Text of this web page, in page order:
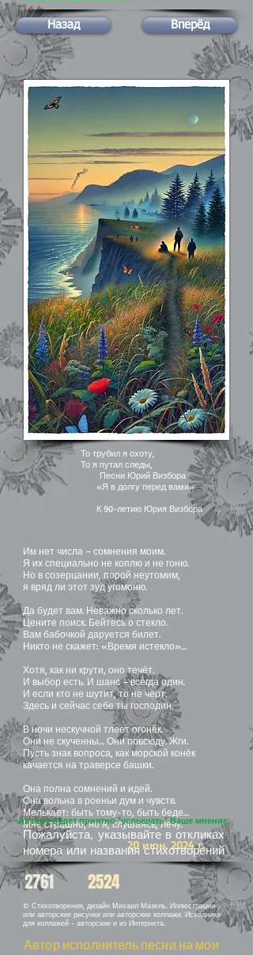
Назад Вперёд
То трубил я охоту,
То я путал следы,
Песни Юрий Визбора
«Я в долгу перед вами»
К 90-летию Юрия Визбора
Им нет числа – сомнения моим.
Я их специально не коплю и не гоню.
Но в созерцании, порой неутомим,
я вряд ли этот зуд угомоню.
Да будет вам. Неважно сколько лет.
Цените поиск. Бейтесь о стекло.
Вам бабочкой даруется билет.
Никто не скажет: «Время истекло»…
Хотя, как ни крути, оно течёт.
И выбор есть. И шанс – всегда один.
И если кто не шутит, то не чёрт.
Здесь и сейчас себе ты господин.
В ночи нескучной тлеет огонёк.
Они не скученны… Они повсюду. Жги.
Пусть знак вопроса, как морской конёк
качается на траверсе башки.
Она полна сомнений и идей.
Она вольна в роеньи дум и чувств.
Мелькает: быть тому-то, быть беде…
Мне страшно, но я, слушаясь, лечу.
20 июн. 2024 г.
2761 2524
© Стихотворения, дизайн Михаил Мазель. Иллюстрации
или авторские рисунки или авторские коллажи. Исходники
для коллажей - авторские и из Интернета.
Автор исполнитель песни на мои
Автору будет приятно "услышать" Ваше мнение:
Пожалуйста, указывайте в откликах
номера или названия стихотворений